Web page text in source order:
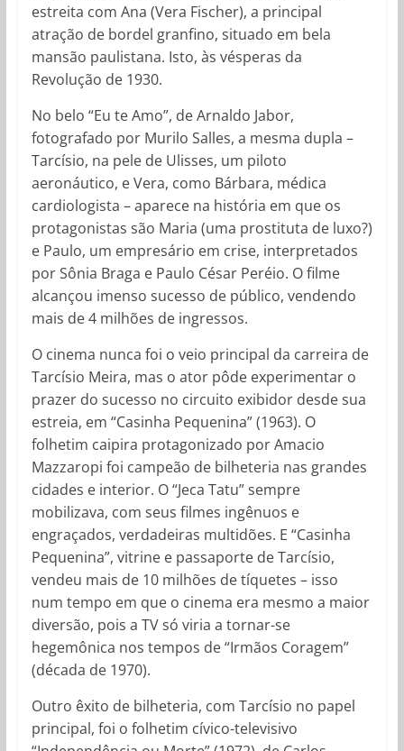
estreita com Ana (Vera Fischer), a principal
atração de bordel granfino, situado em bela
mansão paulistana. Isto, às vésperas da
Revolução de 1930.
No belo “Eu te Amo”, de Arnaldo Jabor,
fotografado por Murilo Salles, a mesma dupla –
Tarcísio, na pele de Ulisses, um piloto
aeronáutico, e Vera, como Bárbara, médica
cardiologista – aparece na história em que os
protagonistas são Maria (uma prostituta de luxo?)
e Paulo, um empresário em crise, interpretados
por Sônia Braga e Paulo César Peréio. O filme
alcançou imenso sucesso de público, vendendo
mais de 4 milhões de ingressos.
O cinema nunca foi o veio principal da carreira de
Tarcísio Meira, mas o ator pôde experimentar o
prazer do sucesso no circuito exibidor desde sua
estreia, em “Casinha Pequenina” (1963). O
folhetim caipira protagonizado por Amacio
Mazzaropi foi campeão de bilheteria nas grandes
cidades e interior. O “Jeca Tatu” sempre
mobilizava, com seus filmes ingênuos e
engraçados, verdadeiras multidões. E “Casinha
Pequenina”, vitrine e passaporte de Tarcísio,
vendeu mais de 10 milhões de tíquetes – isso
num tempo em que o cinema era mesmo a maior
diversão, pois a TV só viria a tornar-se
hegemônica nos tempos de “Irmãos Coragem”
(década de 1970).
Outro êxito de bilheteria, com Tarcísio no papel
principal, foi o folhetim cívico-televisivo